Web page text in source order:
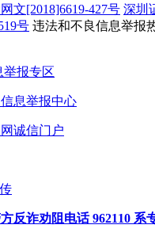
文[2018]6619-427号 深圳
号 违法和不良信息举报
举报专区
息举报中心
诚信门户
反诈劝阻电话 962110